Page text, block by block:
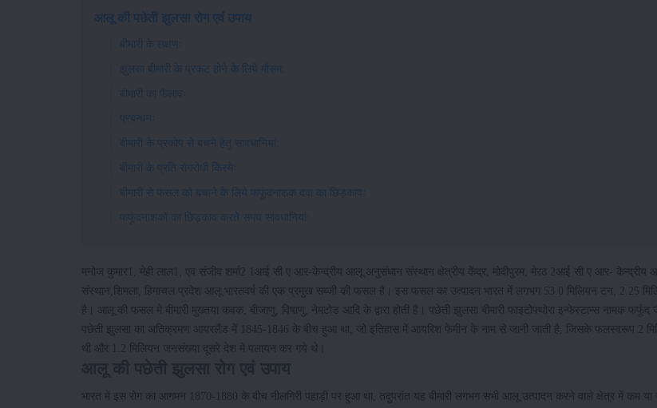
आलू की पछेती झुलसा रोग एवं उपाय
बीमारी के लक्षणः
झुलसा बीमारी के प्रकट होने के लिये मौसम:
बीमारी का फैलावः
प्रबन्धनः
बीमारी के प्रकोप से बचने हेतु सावधानियां:
बीमारी के प्रति रोगरोधी किस्मेः
बीमारी से फसल को बचाने के लिये फफूंदनाशक दवा का छिड़कावः
फफूंदनाशकों का छिड़काव करते समय सावधानियां:
मनोज कुमार1, मेही लाल1, एव संजीव शर्मा2 1आई सी ए आर-केन्द्रीय आलू अनुसंधान संस्थान क्षेत्रीय केंद्र, मोदीपुरम, मेरठ 2आई सी ए आर-
संस्थान,शिमला, हिमाचल प्रदेश आलू भारतवर्ष की एक प्रमुख सब्जी की फसल है। इस फसल का उत्पादन भारत में लगभग 53.0 मिलियन टन, 2.25
है। आलू की फसल मे बीमारी मुख्तया कवक, बीजाणु, विषाणु, नेमटोड आदि के द्वारा होती है। पछेती झुलसा बीमारी फाइटोफ्थोरा इन्फेस्टान्स नामक फफूंद जैसे
पछेती झुलसा का अतिक्रमण आयरलैंड में 1845-1846 के बीच हुआ था, जो इतिहास में आयरिश फेमीन के नाम से जानी जाती है, जिसके फलस्वरूप 2
थी और 1.2 मिलियन जनसंख्या दूसरे देश में पलायन कर गये थे।
भारत में इस रोग का आगमन 1870-1880 के बीच नीलगिरी पहाड़ी पर हुआ था, तदुपरांत यह बीमारी लगभग सभी आलू उत्पादन करने वाले क्षेत्र में कम या